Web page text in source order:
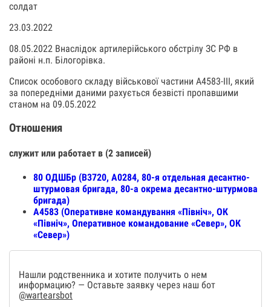
солдат
23.03.2022
08.05.2022 Внаслідок артилерійського обстрілу ЗС РФ в
районі н.п. Білогорівка.
Список особового складу військової частини А4583-III, який
за попередніми даними рахується безвісті пропавшими
станом на 09.05.2022
Отношения
служит или работает в (2 записей)
80 ОДШБр (В3720, А0284, 80-я отдельная десантно-
штурмовая бригада, 80-а окрема десантно-штурмова
бригада)
А4583 (Оперативне командування «Північ», ОК
«Північ», Оперативное командование «Север», ОК
«Север»)
Нашли родственника и хотите получить о нем
информацию? — Оставьте заявку через наш бот
@wartearsbot